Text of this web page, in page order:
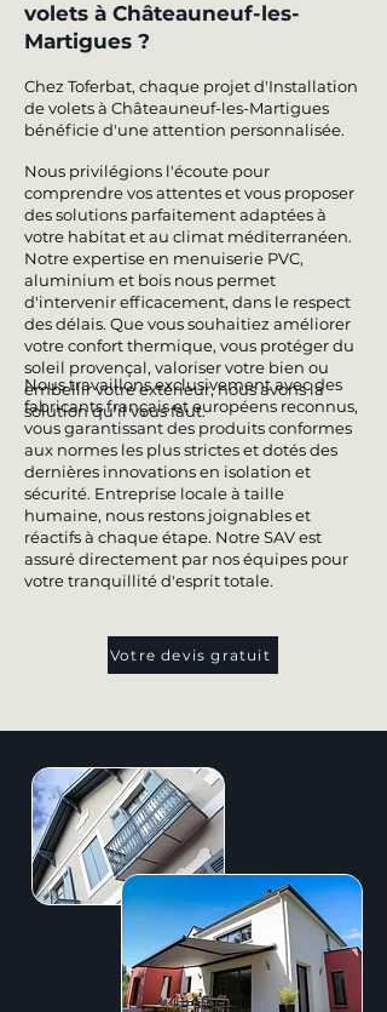
Nous travaillons exclusivement avec des
fabricants français et européens reconnus,
vous garantissant des produits conformes
aux normes les plus strictes et dotés des
dernières innovations en isolation et
sécurité. Entreprise locale à taille
humaine, nous restons joignables et
réactifs à chaque étape. Notre SAV est
assuré directement par nos équipes pour
votre tranquillité d'esprit totale.
Votre devis gratuit
Nous privilégions l'écoute pour
comprendre vos attentes et vous proposer
des solutions parfaitement adaptées à
votre habitat et au climat méditerranéen.
Notre expertise en menuiserie PVC,
aluminium et bois nous permet
d'intervenir efficacement, dans le respect
des délais. Que vous souhaitiez améliorer
votre confort thermique, vous protéger du
soleil provençal, valoriser votre bien ou
embellir votre extérieur, nous avons la
solution qu'il vous faut.
volets à Châteauneuf-les-
Martigues ?
Chez Toferbat, chaque projet d'Installation
de volets à Châteauneuf-les-Martigues
bénéficie d'une attention personnalisée.